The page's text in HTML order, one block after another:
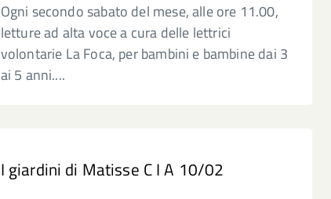
Ogni secondo sabato del mese, alle ore 11.00,
letture ad alta voce a cura delle lettrici
volontarie La Foca, per bambini e bambine dai 3
ai 5 anni....
I giardini di Matisse C I A 10/02